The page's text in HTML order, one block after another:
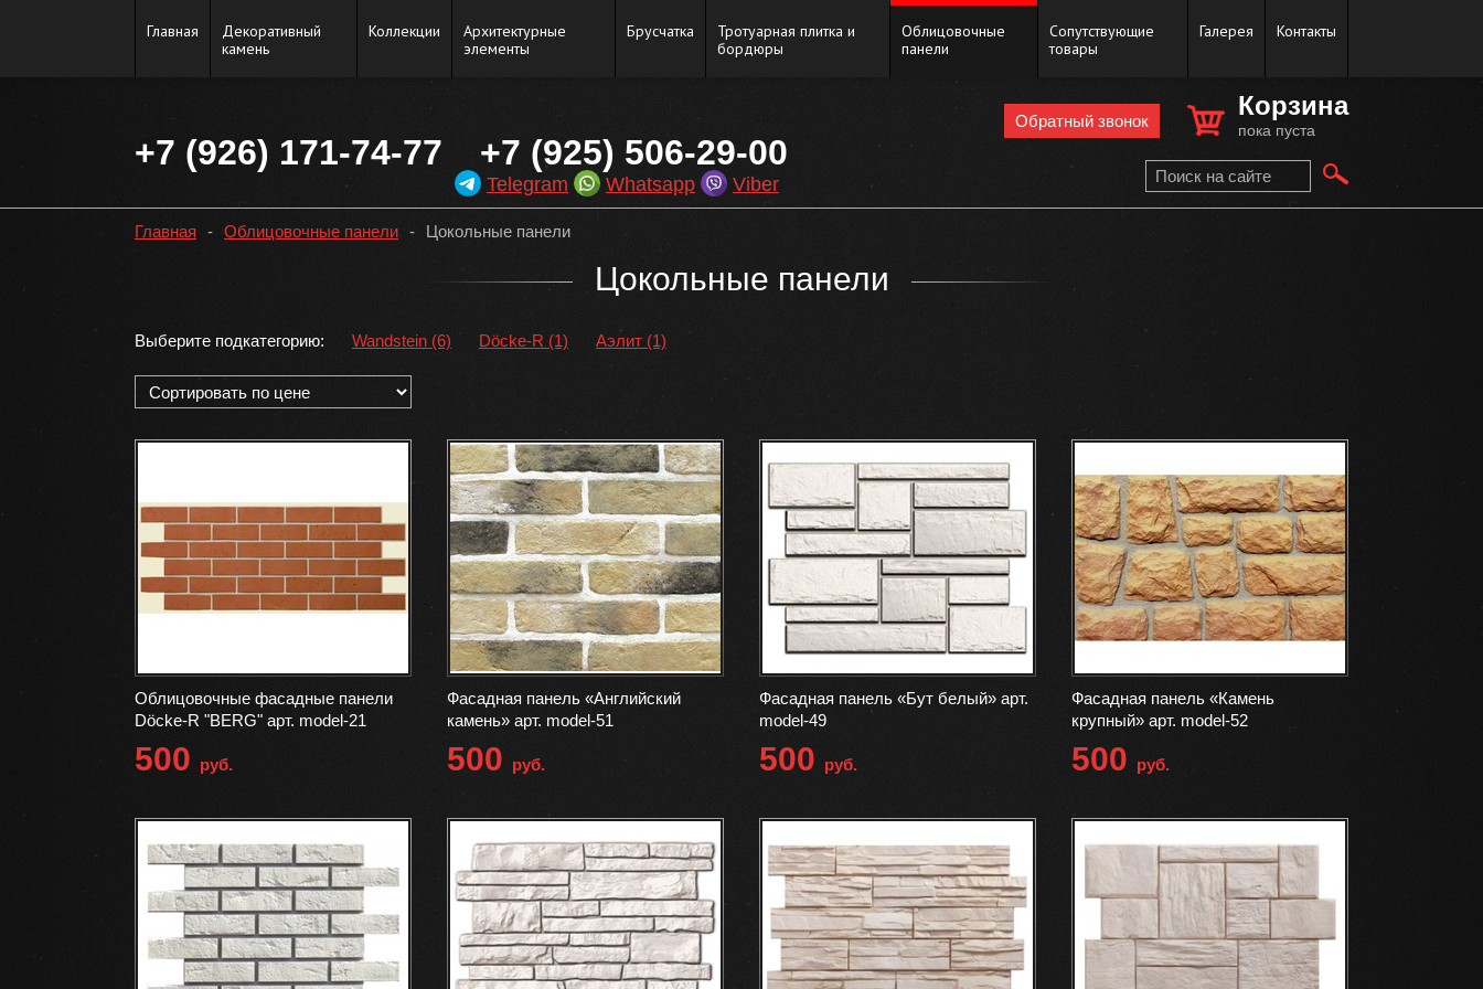
Главная
Декоративный
камень
Коллекции
Архитектурные
элементы
Брусчатка
Тротуарная плитка и
бордюры
Облицовочные
панели
Сопутствующие
товары
Галерея Контакты
+7 (926) 171-74-77 +7 (925) 506-29-00
Корзина
пока пуста
Обратный звонок
Telegram Whatsapp Viber
Главная - Облицовочные панели - Цокольные панели
Цокольные панели
Выберите подкатегорию: Wandstein (6) Döcke-R (1) Аэлит (1)
Облицовочные фасадные панели
Döcke-R "BERG" арт. model-21
500 руб.
Фасадная панель «Английский
камень» арт. model-51
500 руб.
Фасадная панель «Бут белый» арт.
model-49
500 руб.
Фасадная панель «Камень
крупный» арт. model-52
500 руб.